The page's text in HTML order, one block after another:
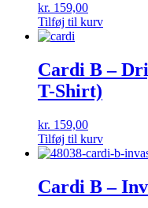
kr. 159,00
Tilføj til kurv
Cardi B –
T-Shirt)
kr. 159,00
Tilføj til kurv
Cardi B –